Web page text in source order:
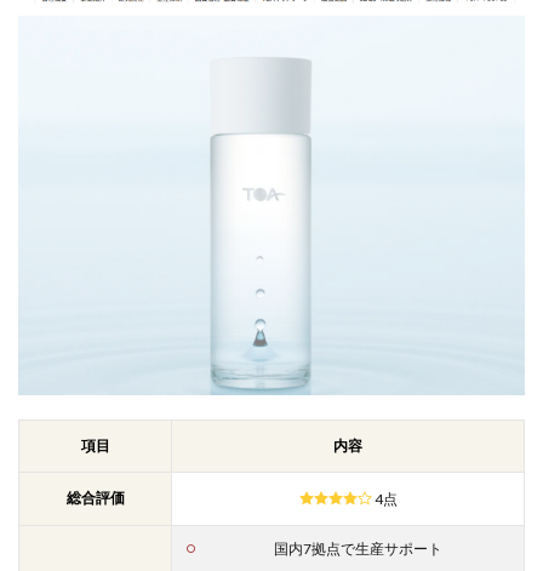
項目 内容
総合評価 4点
国内7拠点で生産サポート